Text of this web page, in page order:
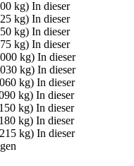
kg) In dieser
kg) In dieser
kg) In dieser
kg) In dieser
kg) In dieser
kg) In dieser
kg) In dieser
kg) In dieser
kg) In dieser
kg) In dieser
kg) In dieser